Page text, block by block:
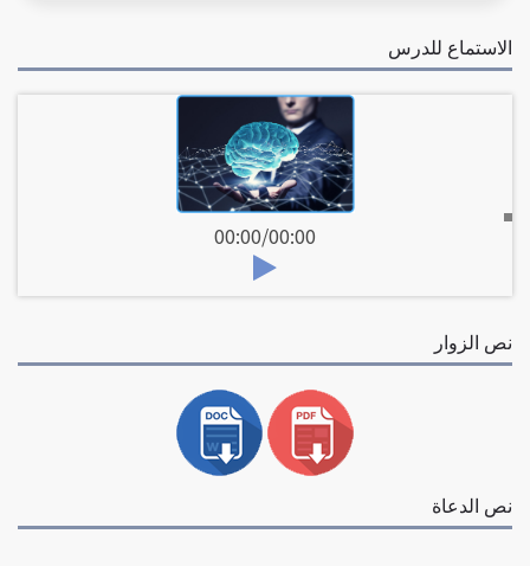
الاستماع للدرس
00:00/00:00
نص الزوار
نص الدعاة